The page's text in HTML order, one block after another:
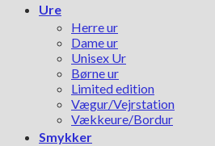
Ure
Herre ur
Dame ur
Unisex Ur
Børne ur
Limited edition
Vægur/Vejrstation
Vækkeure/Bordur
Smykker